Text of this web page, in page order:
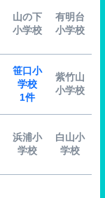
山の下
小学校
有明台
小学校
笹口小
学校
1件
紫竹山
小学校
浜浦小
学校
白山小
学校